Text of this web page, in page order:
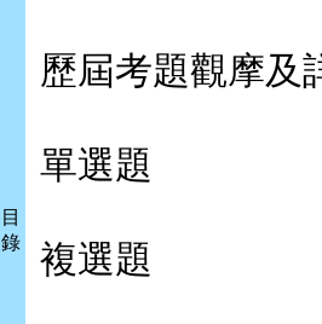
目
錄
歷屆考題觀摩及
單選題
複選題